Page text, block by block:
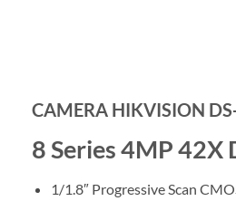
CAMERA HIKVISION
8 Series 4MP 42X
1/1.8″ Progressive Scan